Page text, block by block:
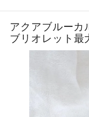
アクアブルーカ
ブリオレット最